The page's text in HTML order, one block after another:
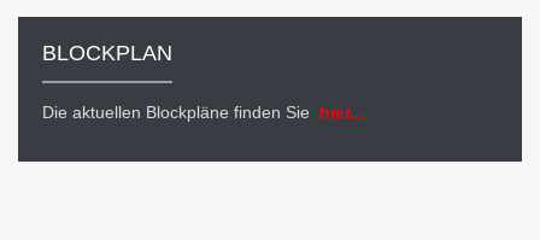
BLOCKPLAN
Die aktuellen Blockpläne finden Sie hier...